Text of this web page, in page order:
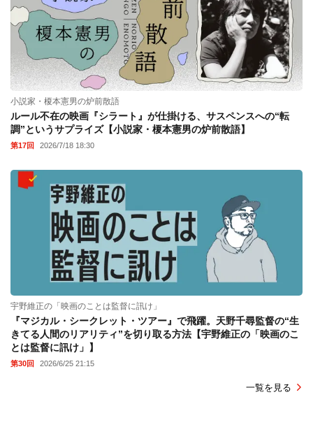
小説家・榎本憲男の炉前散語
ルール不在の映画『シラート』が仕掛ける、サスペンスへの“転
調”というサプライズ【小説家・榎本憲男の炉前散語】
第17回 2026/7/18 18:30
宇野維正の「映画のことは監督に訊け」
『マジカル・シークレット・ツアー』で飛躍。天野千尋監督の“生
きてる人間のリアリティ”を切り取る方法【宇野維正の「映画のこ
とは監督に訊け」】
第30回 2026/6/25 21:15
一覧を見る